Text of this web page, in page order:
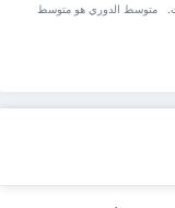
‏متوسط الدوري هو متوسط